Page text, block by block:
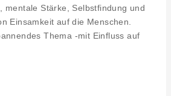
mentale Stärke, Selbstfindung und
Einsamkeit auf die Menschen.
Thema -mit Einfluss auf